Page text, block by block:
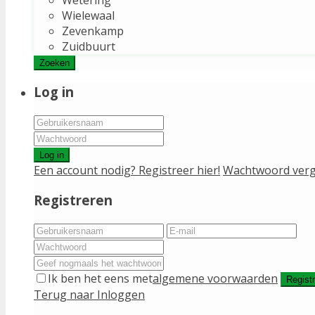
Wielewaal
Zevenkamp
Zuidbuurt
Zoeken
Log in
Log in
Een account nodig? Registreer hier! Wachtwoord
Registreren
Ik ben het eens metalgemene voorwaarden
Terug naar Inloggen